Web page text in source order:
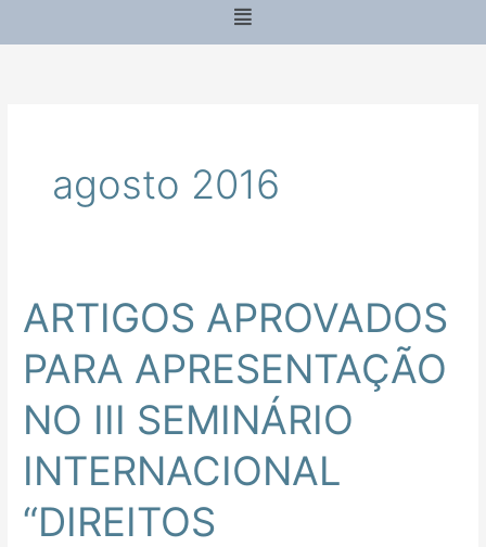
Menu
agosto 2016
ARTIGOS APROVADOS
PARA APRESENTAÇÃO
NO III SEMINÁRIO
INTERNACIONAL
“DIREITOS
ARTIGOS
APROVADOS
PARA
APRESENTAÇÃO
NO
III
SEMINÁRIO
“DIREITOS